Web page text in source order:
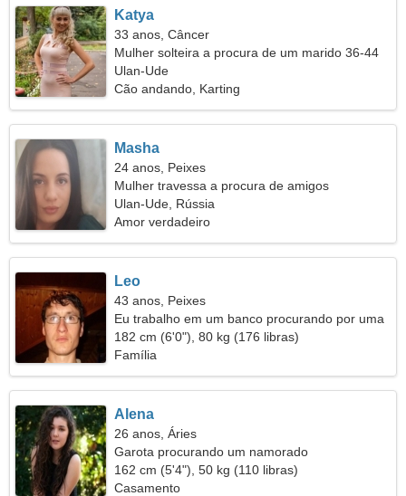
Katya
33 anos, Câncer
Mulher solteira a procura de um marido 36-44
Ulan-Ude
Cão andando, Karting
Masha
24 anos, Peixes
Mulher travessa a procura de amigos
Ulan-Ude, Rússia
Amor verdadeiro
Leo
43 anos, Peixes
Eu trabalho em um banco procurando por uma
mulher bonita
182 cm (6'0"), 80 kg (176 libras)
Família
Alena
26 anos, Áries
Garota procurando um namorado
162 cm (5'4"), 50 kg (110 libras)
Casamento